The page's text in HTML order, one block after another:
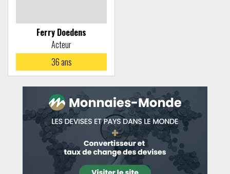
Ferry Doedens
Acteur
36ans